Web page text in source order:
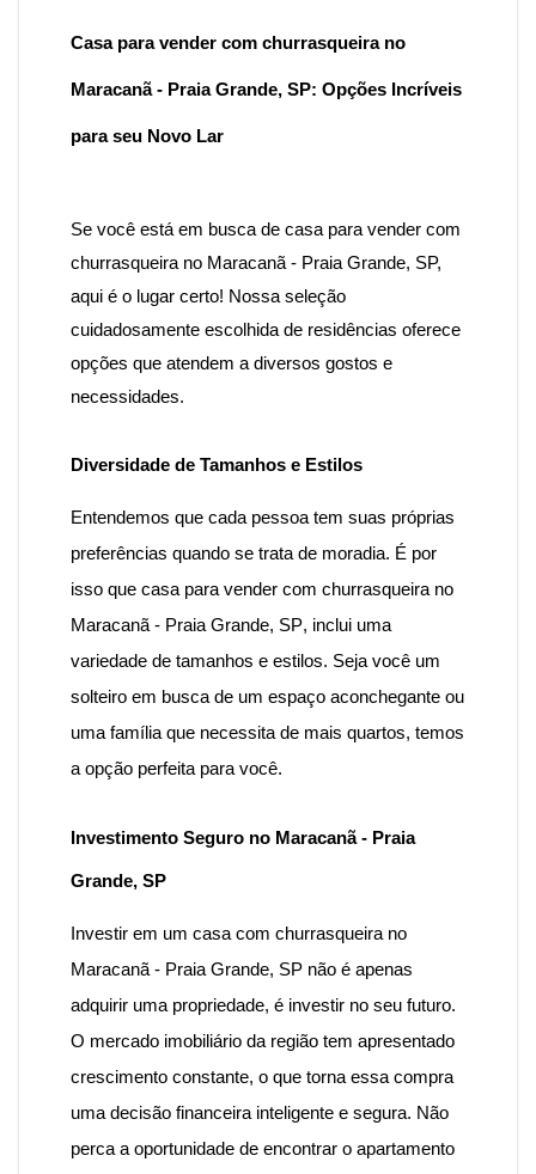
Casa para vender com churrasqueira no
Maracanã - Praia Grande, SP: Opções Incríveis
para seu Novo Lar
Se você está em busca de casa para vender com
churrasqueira no Maracanã - Praia Grande, SP,
aqui é o lugar certo! Nossa seleção
cuidadosamente escolhida de residências oferece
opções que atendem a diversos gostos e
necessidades.
Diversidade de Tamanhos e Estilos
Entendemos que cada pessoa tem suas próprias
preferências quando se trata de moradia. É por
isso que casa para vender com churrasqueira no
Maracanã - Praia Grande, SP, inclui uma
variedade de tamanhos e estilos. Seja você um
solteiro em busca de um espaço aconchegante ou
uma família que necessita de mais quartos, temos
a opção perfeita para você.
Investimento Seguro no Maracanã - Praia
Grande, SP
Investir em um casacom churrasqueira no
Maracanã - Praia Grande, SP não é apenas
adquirir uma propriedade, é investir no seu futuro.
O mercado imobiliário da região tem apresentado
crescimento constante, o que torna essa compra
uma decisão financeira inteligente e segura. Não
perca a oportunidade de encontrar o apartamento